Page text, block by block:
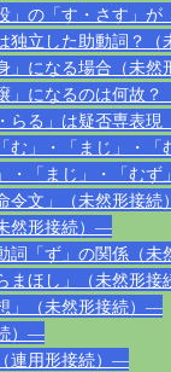
の「す・さす」
独立した助動詞？
」になる場合（未
」になるのは何故
らる」は疑否専表
」・「まじ」・
「まじ」・「む
令文」（未然形接
然形接続）―
詞「ず」の関係（
まほし」（未然形
」（未然形接続）―
）―
連用形接続）―